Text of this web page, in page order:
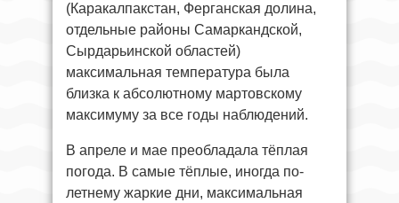
(Каракалпакстан, Ферганская долина,
отдельные районы Самаркандской,
Сырдарьинской областей)
максимальная температура была
близка к абсолютному мартовскому
максимуму за все годы наблюдений.
В апреле и мае преобладала тёплая
погода. В самые тёплые, иногда по-
летнему жаркие дни, максимальная